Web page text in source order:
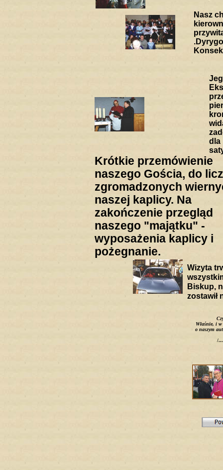
Nasz
Konsek
dla
Krótkie przemówienie
naszego Gościa, do
zgromadzonych
naszej kaplicy. Na
zakończenie przegląd
naszego "majątku" -
wyposażenia kaplicy i
pożegnanie.
Wizyta
Biskup,
zostawił
Właśnie, i w
o naszym
/